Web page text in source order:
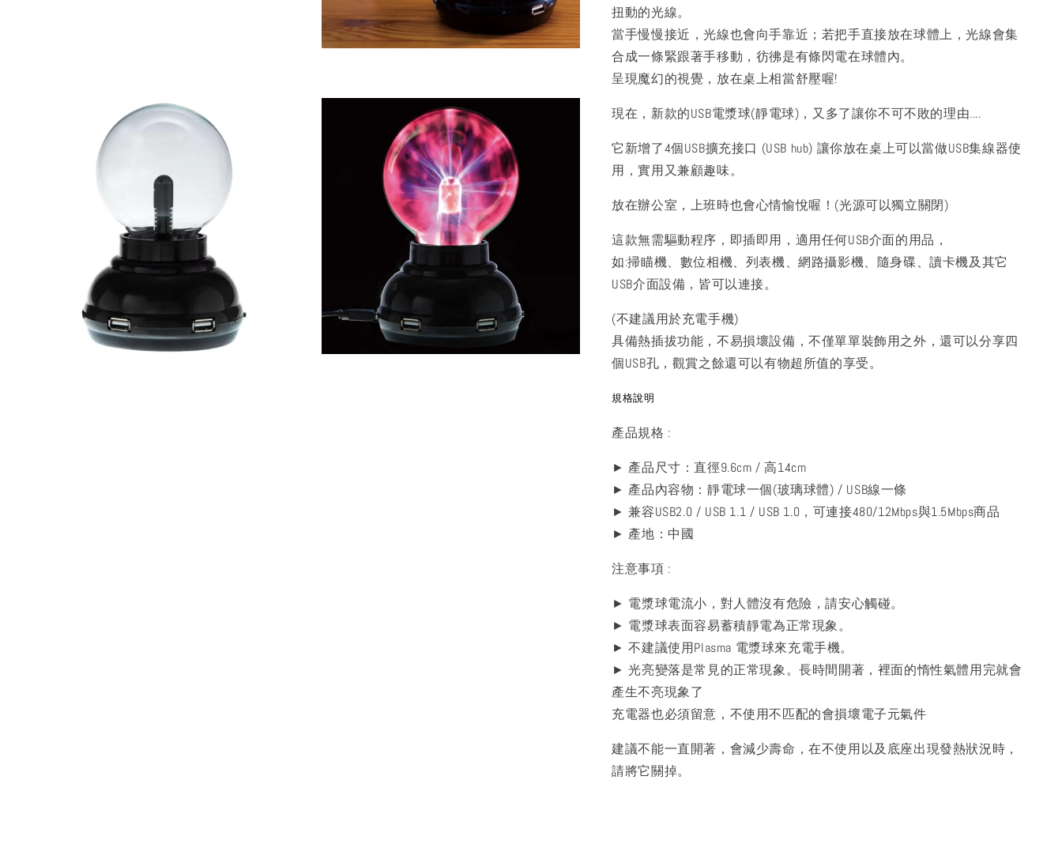
扭動的光線。
當手慢慢接近，光線也會向手靠近；若把手直接放在球體上，光線會集
合成一條緊跟著手移動，彷彿是有條閃電在球體內。
呈現魔幻的視覺，放在桌上相當舒壓喔!
現在，新款的USB電漿球(靜電球)，又多了讓你不可不敗的理由....
它新增了4個USB擴充接口 (USB hub) 讓你放在桌上可以當做USB集線器使
用，實用又兼顧趣味。
放在辦公室，上班時也會心情愉悅喔！(光源可以獨立關閉)
這款無需驅動程序，即插即用，適用任何USB介面的用品，
如:掃瞄機、數位相機、列表機、網路攝影機、隨身碟、讀卡機及其它
USB介面設備，皆可以連接。
(不建議用於充電手機)
具備熱插拔功能，不易損壞設備，不僅單單裝飾用之外，還可以分享四
個USB孔，觀賞之餘還可以有物超所值的享受。
規格說明
產品規格 :
► 產品尺寸：直徑9.6cm / 高14cm
► 產品內容物：靜電球一個(玻璃球體) / USB線一條
► 兼容USB2.0 / USB 1.1 / USB 1.0，可連接480/12Mbps與1.5Mbps商品
► 產地：中國
注意事項 :
► 電漿球電流小，對人體沒有危險，請安心觸碰。
► 電漿球表面容易蓄積靜電為正常現象。
► 不建議使用Plasma 電漿球來充電手機。
► 光亮變落是常見的正常現象。長時間開著，裡面的惰性氣體用完就會
產生不亮現象了
充電器也必須留意，不使用不匹配的會損壞電子元氣件
建議不能一直開著，會減少壽命，在不使用以及底座出現發熱狀況時，
請將它關掉。